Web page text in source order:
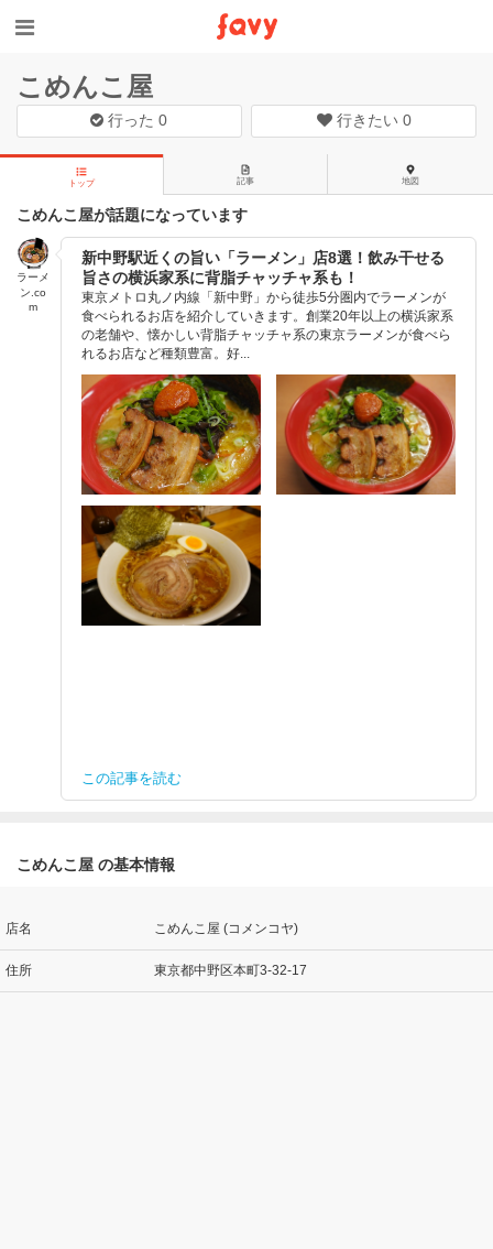
こめんこ屋
行った0 行きたい 0
トップ 記事 地図
こめんこ屋が話題になっています
ラーメ
ン.co
m
新中野駅近くの旨い「ラーメン」店8選！飲み干せる
旨さの横浜家系に背脂チャッチャ系も！
東京メトロ丸ノ内線「新中野」から徒歩5分圏内でラーメンが
食べられるお店を紹介していきます。創業20年以上の横浜家系
の老舗や、懐かしい背脂チャッチャ系の東京ラーメンが食べら
れるお店など種類豊富。好...
この記事を読む
こめんこ屋 の基本情報
店名 こめんこ屋 (コメンコヤ)
住所 東京都中野区本町3-32-17